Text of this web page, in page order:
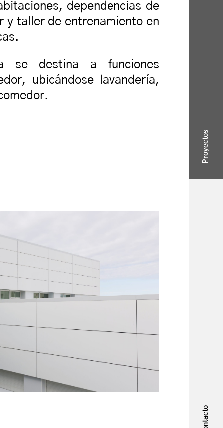
Proyectos
Contacto
dependencias de
y taller de entrenamiento en
se destina a funciones
ubicándose lavandería,